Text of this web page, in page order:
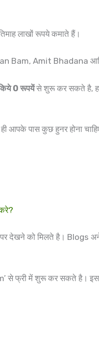
लाखों रूपये कमाते हैं।
Bam, Amit Bhadana
0 रूपयेंसे शुरू कर सकते है,
आपके पास कुछ हुनर होना
पर देखने को मिलते है। Blogs
से फ्री में शुरू कर सकते है।